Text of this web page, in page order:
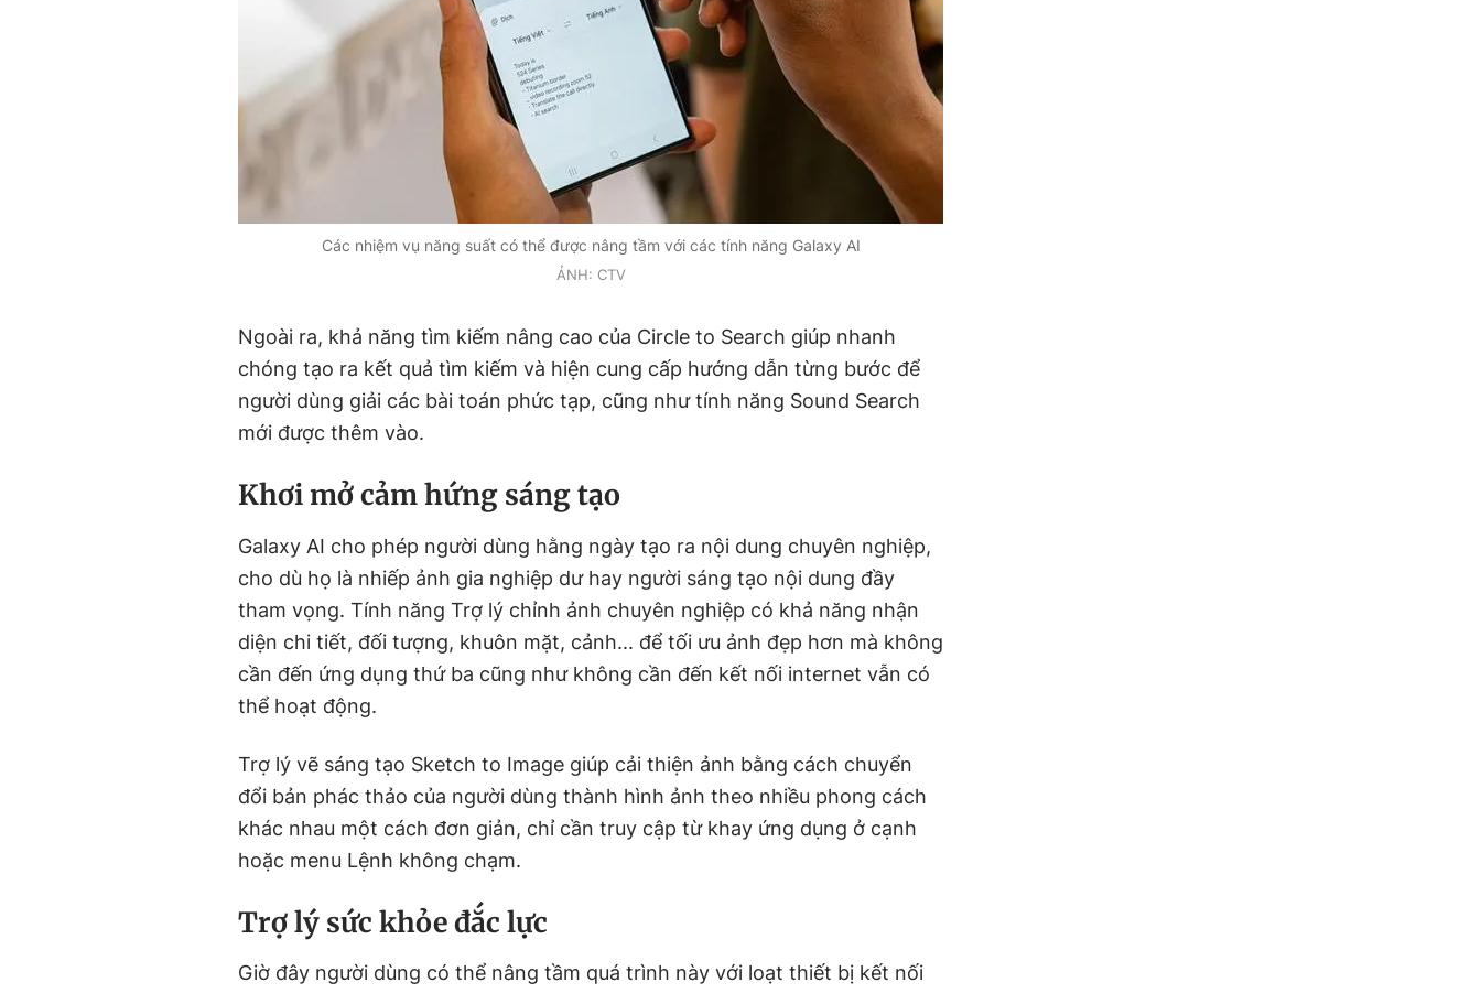
Các nhiệm vụ năng suất có thể được nâng tầm với các tính năng Galaxy AI
ẢNH: CTV
Ngoài ra, khả năng tìm kiếm nâng cao của Circle to Search giúp nhanh
chóng tạo ra kết quả tìm kiếm và hiện cung cấp hướng dẫn từng bước để
người dùng giải các bài toán phức tạp, cũng như tính năng Sound Search
mới được thêm vào.
Khơi mở cảm hứng sáng tạo
Galaxy AI cho phép người dùng hằng ngày tạo ra nội dung chuyên nghiệp,
cho dù họ là nhiếp ảnh gia nghiệp dư hay người sáng tạo nội dung đầy
tham vọng. Tính năng Trợ lý chỉnh ảnh chuyên nghiệp có khả năng nhận
diện chi tiết, đối tượng, khuôn mặt, cảnh... để tối ưu ảnh đẹp hơn mà không
cần đến ứng dụng thứ ba cũng như không cần đến kết nối internet vẫn có
thể hoạt động.
Trợ lý vẽ sáng tạo Sketch to Image giúp cải thiện ảnh bằng cách chuyển
đổi bản phác thảo của người dùng thành hình ảnh theo nhiều phong cách
khác nhau một cách đơn giản, chỉ cần truy cập từ khay ứng dụng ở cạnh
hoặc menu Lệnh không chạm.
Trợ lý sức khỏe đắc lực
Giờ đây người dùng có thể nâng tầm quá trình này với loạt thiết bị kết nối